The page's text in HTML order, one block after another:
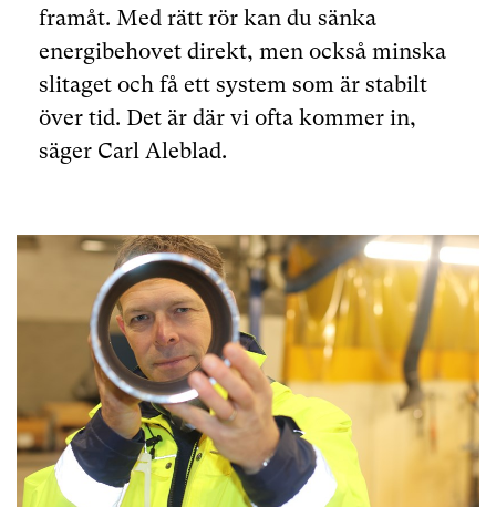
framåt. Med rätt rör kan du sänka
energibehovet direkt, men också minska
slitaget och få ett system som är stabilt
över tid. Det är där vi ofta kommer in,
säger Carl Aleblad.